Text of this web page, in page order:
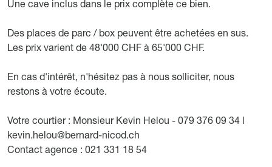
Une cave inclus dans le prix complète ce bien.
Des places de parc / box peuvent être achetées en sus.
Les prix varient de 48'000 CHF à 65'000 CHF.
En cas d'intérêt, n'hésitez pas à nous solliciter, nous
restons à votre écoute.
Votre courtier : Monsieur Kevin Helou - 079 376 09 34 l
kevin.helou@bernard-nicod.ch
Contact agence : 021 331 18 54